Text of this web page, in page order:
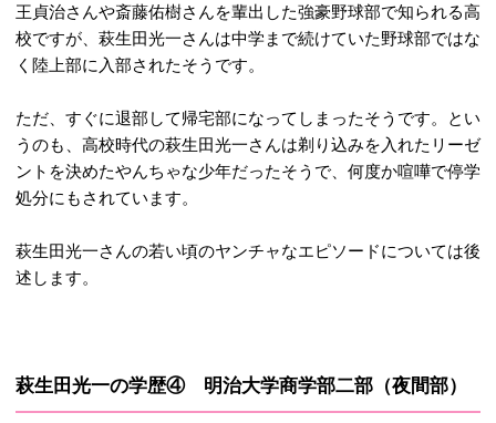
王貞治さんや斎藤佑樹さんを輩出した強豪野球部で知られる高
校ですが、萩生田光一さんは中学まで続けていた野球部ではな
く陸上部に入部されたそうです。
ただ、すぐに退部して帰宅部になってしまったそうです。とい
うのも、高校時代の萩生田光一さんは剃り込みを入れたリーゼ
ントを決めたやんちゃな少年だったそうで、何度か喧嘩で停学
処分にもされています。
萩生田光一さんの若い頃のヤンチャなエピソードについては後
述します。
萩生田光一の学歴④ 明治大学商学部二部（夜間部）